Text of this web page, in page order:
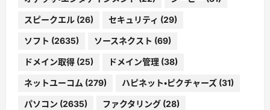
スピークエル (26) セキュリティ (29)
ソフト (2635) ソースネクスト (69)
ドメイン取得 (25) ドメイン管理 (38)
ネットユーコム (279) ハピネット・ピクチャーズ (31)
パソコン (2635) ファクタリング (28)